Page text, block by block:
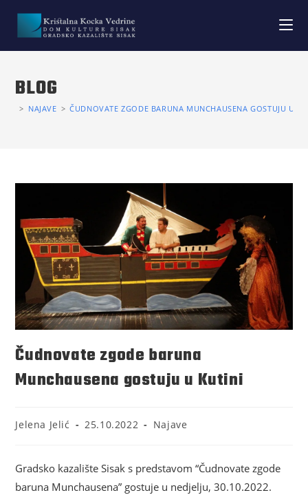
BLOG
> NAJAVE > ČUDNOVATE ZGODE BARUNA MUNCHAUSENA GOSTUJU U
Čudnovate zgode baruna
Munchausena gostuju u Kutini
Jelena Jelić 25.10.2022 Najave
Gradsko kazalište Sisak s predstavom “Čudnovate zgode
baruna Munchausena” gostuje u nedjelju, 30.10.2022.